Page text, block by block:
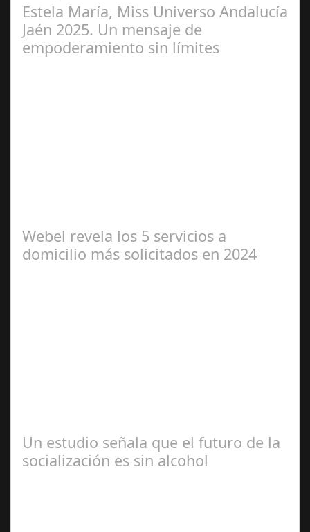
Estela María, Miss Universo Andalucía
Jaén 2025. Un mensaje de
empoderamiento sin límites
Webel revela los 5 servicios a
domicilio más solicitados en 2024
Un estudio señala que el futuro de la
socialización es sin alcohol